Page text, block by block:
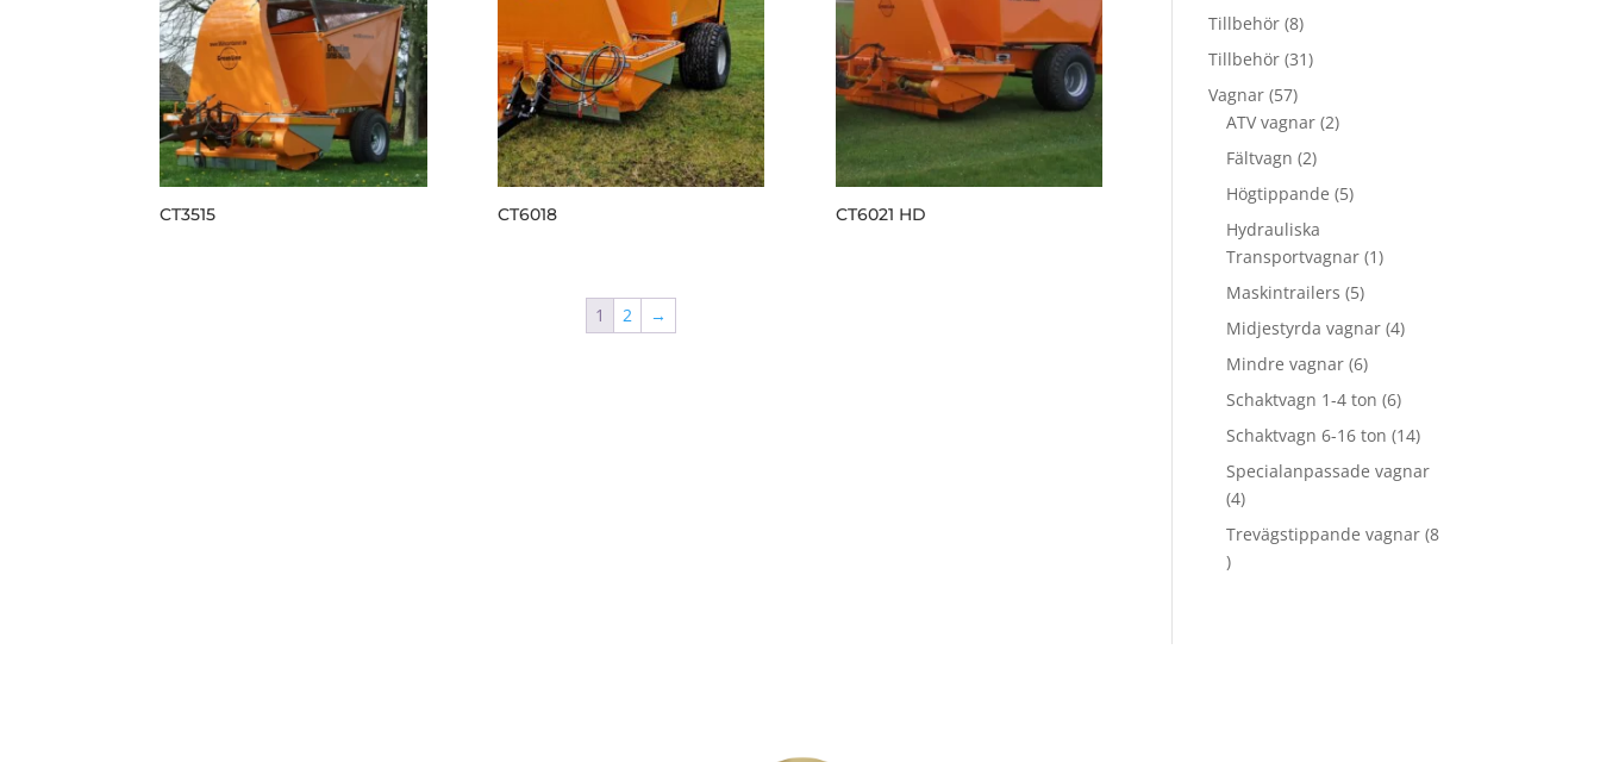
CT3515 CT6018 CT6021 HD
1 2 →
Tillbehör 88
produkter
Tillbehör 3131
Vagnar 5757
produkter
ATV vagnar 22
Fältvagn 22
produkter
Högtippande 55
Hydrauliska
Transportvagnar 11
Maskintrailers 55
produkter
Midjestyrda vagnar 44
Mindre vagnar 66
produkter
Schaktvagn 1-4 ton 66
produkter
Schaktvagn 6-16 ton 1414
Specialanpassade vagnar
44
produkter
Trevägstippande vagnar 8
8